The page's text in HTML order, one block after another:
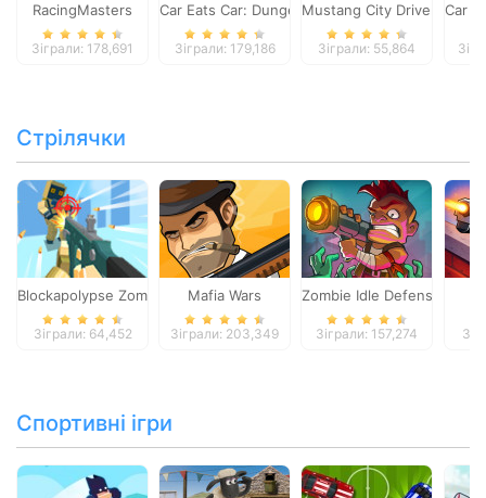
RacingMasters
Зіграли: 178,691
Car Eats Car: Dungeon Adventure
Зіграли: 179,186
Mustang City Driver
Зіграли: 55,864
Car
Стрілячки
Blockapolypse Zombie Shooter
Зіграли: 64,452
Mafia Wars
Зіграли: 203,349
Zombie Idle Defense
Зіграли: 157,274
Спортивні ігри